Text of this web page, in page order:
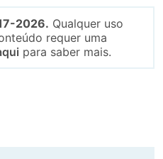
2026. Qualquer uso
requer uma
para saber mais.